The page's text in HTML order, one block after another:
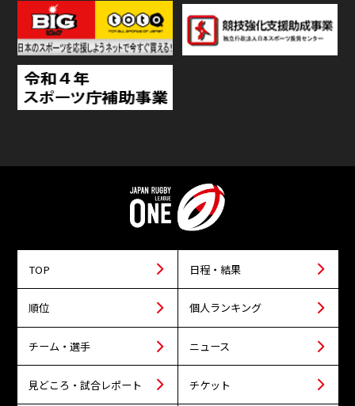
TOP 日程・結果
順位 個人ランキング
チーム・選手 ニュース
見どころ・試合レポート チケット